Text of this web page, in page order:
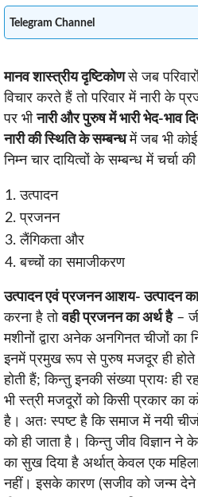
Telegram Channel
मानव शास्त्रीय दृष्टिकोणसे जब
विचार करते हैं तो परिवार में नारी के
पर भीनारी और पुरुष में भारी भेद-भाव
नारी की स्थिति के सम्बन्धमें जब भी
निम्न चार दायित्वों के सम्बन्ध में चर्चा
उत्पादन
प्रजनन
लैंगिकता और
बच्चों का समाजीकरण
उत्पादन एवं प्रजनन आशय- उत्पादन
करना है तोवही प्रजनन का अर्थ है–
मशीनों द्वारा अनेक अनगिनत चीजों का
इनमें प्रमुख रूप से पुरुष मजदूर ही होते
होती हैं; किन्तु इनकी संख्या प्रायः ही
भी स्त्री मजदूरों को किसी प्रकार का
है। अतः स्पष्ट है कि समाज में नयी
को ही जाता है। किन्तु जीव विज्ञान
का सुख दिया है अर्थात् केवल एक
नहीं। इसके कारण (सजीव को जन्म